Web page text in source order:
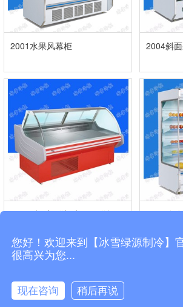
2001水果风幕柜 2004斜
2014后开门鲜切水果保鲜柜 2002分
您好！欢迎来到【冰雪绿源制冷】
很高兴为您...
现在咨询 稍后再说